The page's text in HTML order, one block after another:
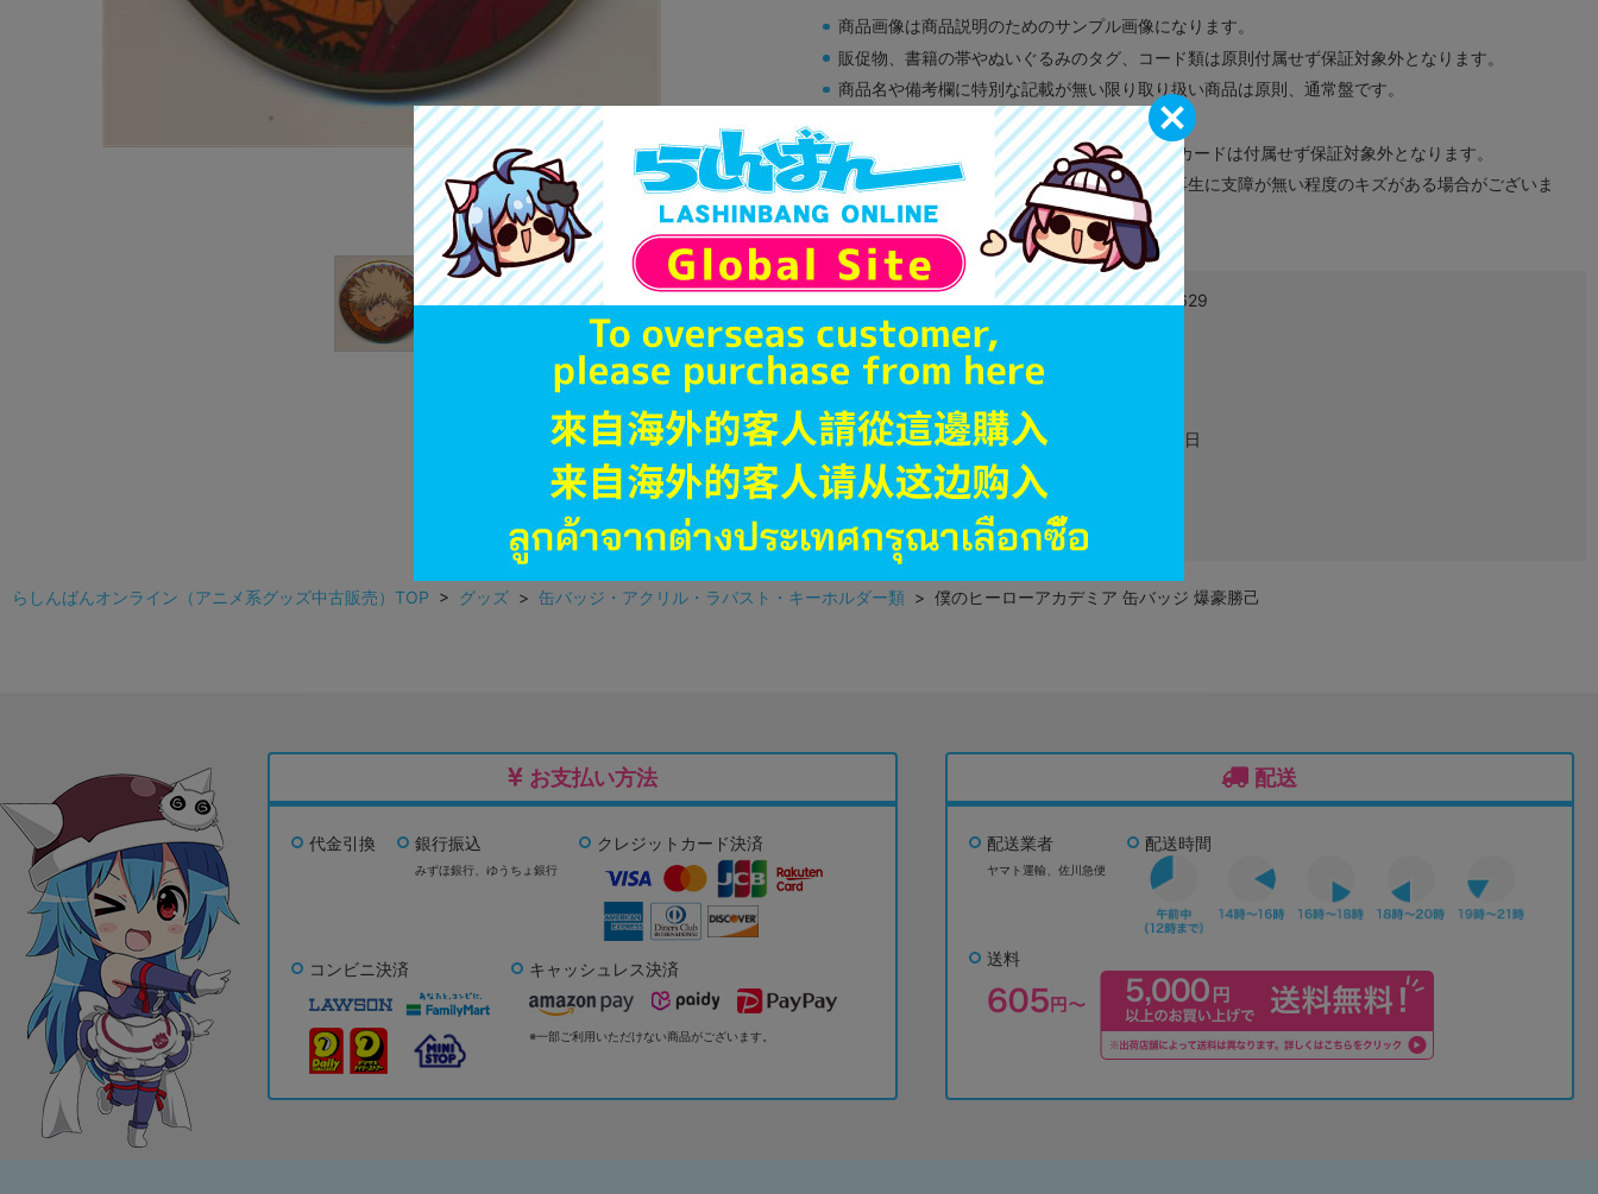
商品画像は商品説明のためのサンプル画像になります。
販促物、書籍の帯やぬいぐるみのタグ、コード類は原則付属せず保証対象外となります。
商品名や備考欄に特別な記載が無い限り取り扱い商品は原則、通常盤です。
「電池」は原則として保証対象外となります。
ゲーム機本体には、SDカードなどのメモリーカードは付属せず保証対象外となります。
ディスク類の読み取り面のキズに関しまして再生に支障が無い程度のキズがある場合がございま
す。
※詳細につきましてはコチラ
8809681441629
商品番号
商品カテゴリ
発売日 2019年12月14日
種別
発売イベント
らしんばんオンライン（アニメ系グッズ中古販売）TOP > グッズ > 缶バッジ・アクリル・ラバスト・キーホルダー類 > 僕のヒーローアカデミア 缶バッジ 爆豪勝己
お支払い方法
代金引換 銀行振込
みずほ銀行、 ゆうちょ銀行
クレジットカード決済
コンビニ決済 キャッシュレス決済
※一部ご利用いただけない商品がございます。
配送
配送業者
ヤマト運輸、佐川急便
配送時間
送料